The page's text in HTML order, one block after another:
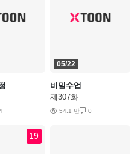
05/22
비밀수업
제307화
54.1 만 0
19